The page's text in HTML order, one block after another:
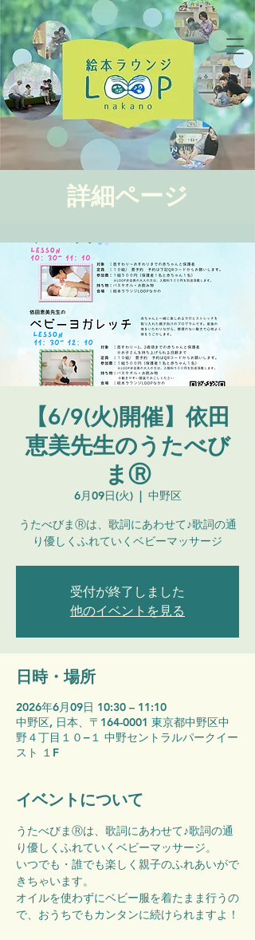
詳細ページ
【6/9(火)開催】依田
恵美先生のうたべび
まⓇ
6月09日(火)
  |
中野区
うたべびまⓇは、歌詞にあわせて♪歌詞の通
り優しくふれていくベビーマッサージ
受付が終了しました
他のイベントを見る
日時・場所
2026年6月09日 10:30 – 11:10
中野区, 日本、〒164-0001 東京都中野区中
野４丁目１０−１ 中野セントラルパークイー
スト １F
イベントについて
うたべびまⓇは、歌詞にあわせて♪歌詞の通
り優しくふれていくベビーマッサージ。
いつでも・誰でも楽しく親子のふれあいがで
きちゃいます。
オイルを使わずにベビー服を着たまま行うの
で、おうちでもカンタンに続けられますよ！